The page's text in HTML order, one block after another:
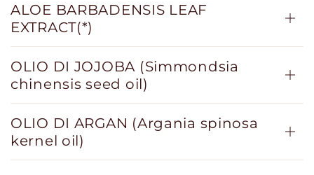
ALOE BARBADENSIS LEAF
EXTRACT(*)
OLIO DI JOJOBA (Simmondsia
chinensis seed oil)
OLIO DI ARGAN (Argania spinosa
kernel oil)